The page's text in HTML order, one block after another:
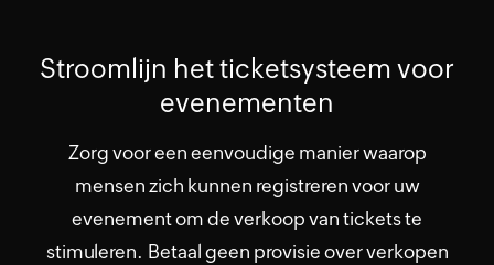
Stroomlijn het ticketsysteem voor
evenementen
Zorg voor een eenvoudige manier waarop
mensen zich kunnen registreren voor uw
evenement om de verkoop van tickets te
stimuleren. Betaal geen provisie over verkopen